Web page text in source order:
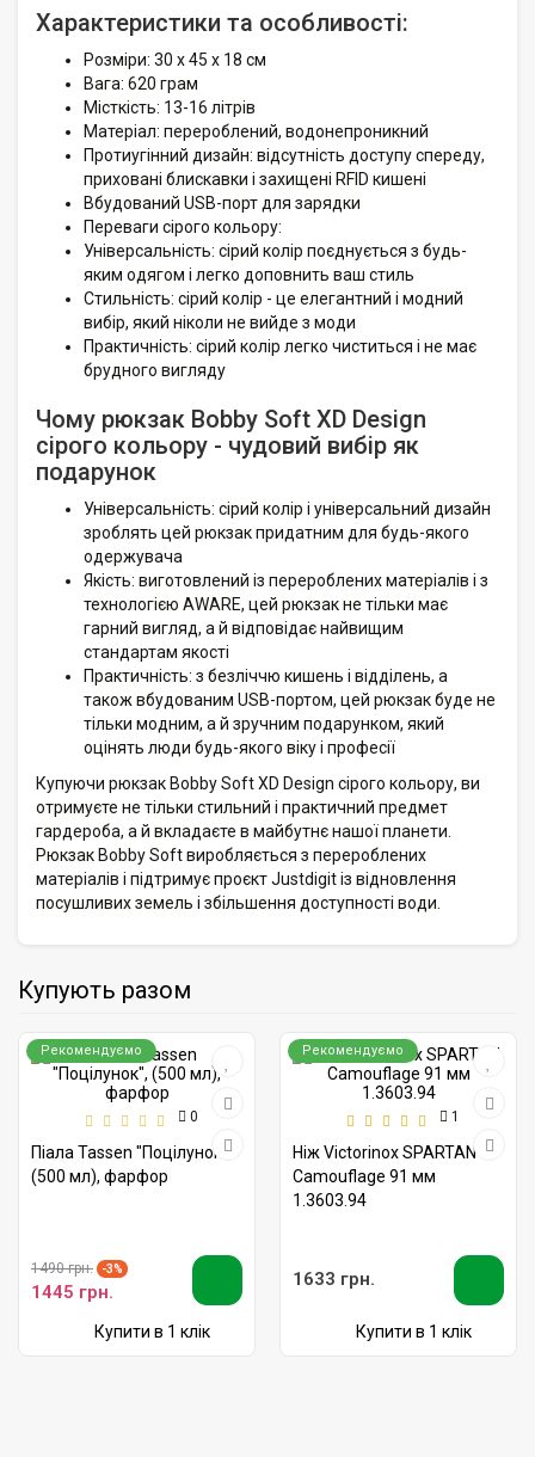
Характеристики та особливості:
Розміри: 30 x 45 x 18 см
Вага: 620 грам
Місткість: 13-16 літрів
Матеріал: перероблений, водонепроникний
Протиугінний дизайн: відсутність доступу спереду,
приховані блискавки і захищені RFID кишені
Вбудований USB-порт для зарядки
Переваги сірого кольору:
Універсальність: сірий колір поєднується з будь-
яким одягом і легко доповнить ваш стиль
Стильність: сірий колір - це елегантний і модний
вибір, який ніколи не вийде з моди
Практичність: сірий колір легко чиститься і не має
брудного вигляду
Чому рюкзак Bobby Soft XD Design
сірого кольору - чудовий вибір як
подарунок
Універсальність: сірий колір і універсальний дизайн
зроблять цей рюкзак придатним для будь-якого
одержувача
Якість: виготовлений із перероблених матеріалів і з
технологією AWARE, цей рюкзак не тільки має
гарний вигляд, а й відповідає найвищим
стандартам якості
Практичність: з безліччю кишень і відділень, а
також вбудованим USB-портом, цей рюкзак буде не
тільки модним, а й зручним подарунком, який
оцінять люди будь-якого віку і професії
Купуючи рюкзак Bobby Soft XD Design сірого кольору, ви
отримуєте не тільки стильний і практичний предмет
гардероба, а й вкладаєте в майбутнє нашої планети.
Рюкзак Bobby Soft виробляється з перероблених
матеріалів і підтримує проєкт Justdigit із відновлення
посушливих земель і збільшення доступності води.
Купують разом
Рекомендуємо
0
Піала Tassen "Поцілунок",
(500 мл), фарфор
1490 грн. -3%
1445 грн.
Купити в 1 клік
Рекомендуємо
1
Ніж Victorinox SPARTAN
Camouflage 91 мм
1.3603.94
1633 грн.
Купити в 1 клік